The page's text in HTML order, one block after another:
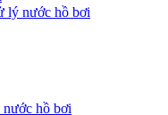
lý nước hồ bơi
hồ bơi